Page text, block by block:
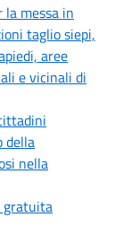
la messa in
taglio siepi,
aree
e vicinali di
della
nella
gratuita